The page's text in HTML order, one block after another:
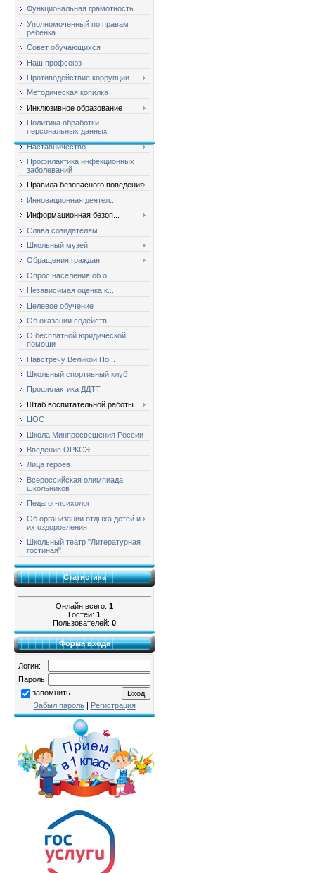
Функциональная грамотность
Уполномоченный по правам
ребенка
Совет обучающихся
Наш профсоюз
Противодействие коррупции
Методическая копилка
Инклюзивное образование
Политика обработки
персональных данных
Наставничество
Профилактика инфекционных
заболеваний
Правила безопасного поведения
Инновационная деятел...
Информационная безоп...
Слава созидателям
Школьный музей
Обращения граждан
Опрос населения об о...
Независимая оценка к...
Целевое обучение
Об оказании содейств...
О бесплатной юридической
помощи
Навстречу Великой По...
Школьный спортивный клуб
Профилактика ДДТТ
Штаб воспитательной работы
ЦОС
Школа Минпросвещения России
Введение ОРКСЭ
Лица героев
Всероссийская олимпиада
школьников
Педагог-психолог
Об организации отдыха детей и
их оздоровления
Школьный театр "Литературная
гостиная"
Статистика
Онлайн всего: 1
Гостей: 1
Пользователей: 0
Форма входа
Логин:
Пароль:
запомнить
Забыл пароль| Регистрация